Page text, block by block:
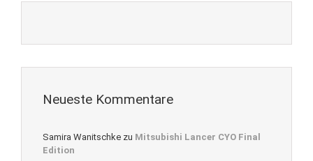
Neueste Kommentare
Samira Wanitschke zu Mitsubishi Lancer CYO Final
Edition